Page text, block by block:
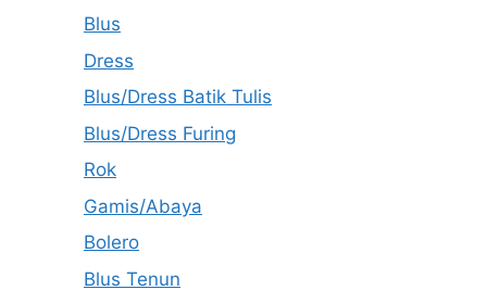
Blus
Dress
Blus/Dress Batik Tulis
Blus/Dress Furing
Rok
Gamis/Abaya
Bolero
Blus Tenun